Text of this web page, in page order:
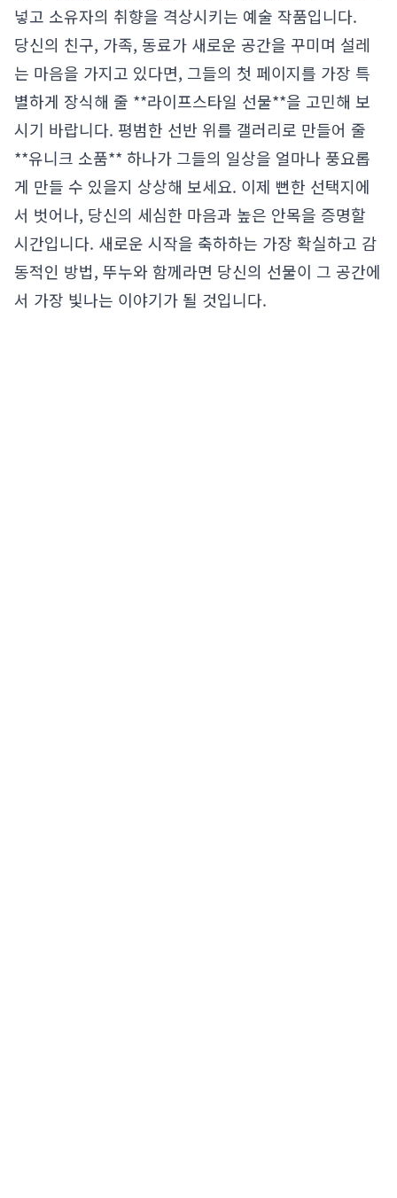
넣고 소유자의 취향을 격상시키는 예술 작품입니다.
당신의 친구, 가족, 동료가 새로운 공간을 꾸미며 설레
는 마음을 가지고 있다면, 그들의 첫 페이지를 가장 특
별하게 장식해 줄 **라이프스타일 선물**을 고민해 보
시기 바랍니다. 평범한 선반 위를 갤러리로 만들어 줄
**유니크 소품** 하나가 그들의 일상을 얼마나 풍요롭
게 만들 수 있을지 상상해 보세요. 이제 뻔한 선택지에
서 벗어나, 당신의 세심한 마음과 높은 안목을 증명할
시간입니다. 새로운 시작을 축하하는 가장 확실하고 감
동적인 방법, 뚜누와 함께라면 당신의 선물이 그 공간에
서 가장 빛나는 이야기가 될 것입니다.